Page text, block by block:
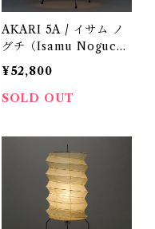
AKARI 5A / イサム ノ
グチ（Isamu Noguch
i) / オゼキ（尾関）
¥52,800
SOLD OUT